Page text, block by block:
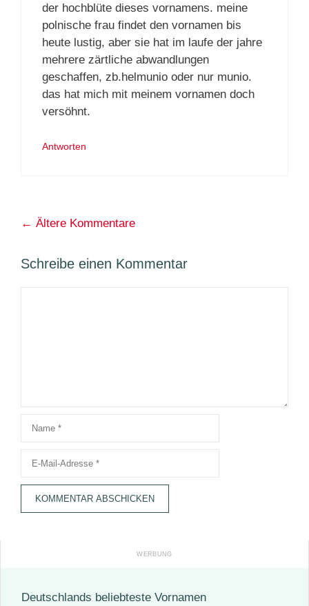
der hochblüte dieses vornamens. meine
polnische frau findet den vornamen bis
heute lustig, aber sie hat im laufe der jahre
mehrere zärtliche abwandlungen
geschaffen, zb.helmunio oder nur munio.
das hat mich mit meinem vornamen doch
versöhnt.
Antworten
Kommentarnavigation
← Ältere Kommentare
Schreibe einen Kommentar
Name
Deutschlands beliebteste Vornamen